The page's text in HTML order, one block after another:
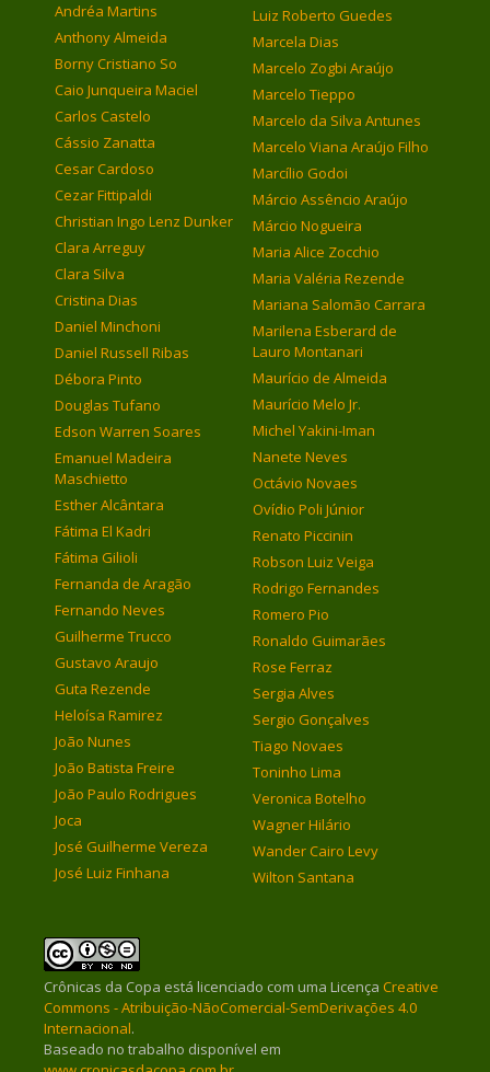
Andréa Martins
Anthony Almeida
Borny Cristiano So
Caio Junqueira Maciel
Carlos Castelo
Cássio Zanatta
Cesar Cardoso
Cezar Fittipaldi
Christian Ingo Lenz Dunker
Clara Arreguy
Clara Silva
Cristina Dias
Daniel Minchoni
Daniel Russell Ribas
Débora Pinto
Douglas Tufano
Edson Warren Soares
Emanuel Madeira
Maschietto
Esther Alcântara
Fátima El Kadri
Fátima Gilioli
Fernanda de Aragão
Fernando Neves
Guilherme Trucco
Gustavo Araujo
Guta Rezende
Heloísa Ramirez
João Nunes
João Batista Freire
João Paulo Rodrigues
Joca
José Guilherme Vereza
José Luiz Finhana
Luiz Roberto Guedes
Marcela Dias
Marcelo Zogbi Araújo
Marcelo Tieppo
Marcelo da Silva Antunes
Marcelo Viana Araújo Filho
Marcílio Godoi
Márcio Assêncio Araújo
Márcio Nogueira
Maria Alice Zocchio
Maria Valéria Rezende
Mariana Salomão Carrara
Marilena Esberard de
Lauro Montanari
Maurício de Almeida
Maurício Melo Jr.
Michel Yakini-Iman
Nanete Neves
Octávio Novaes
Ovídio Poli Júnior
Renato Piccinin
Robson Luiz Veiga
Rodrigo Fernandes
Romero Pio
Ronaldo Guimarães
Rose Ferraz
Sergia Alves
Sergio Gonçalves
Tiago Novaes
Toninho Lima
Veronica Botelho
Wagner Hilário
Wander Cairo Levy
Wilton Santana
Crônicas da Copa está licenciado com uma Licença Creative
Commons - Atribuição-NãoComercial-SemDerivações 4.0
Internacional.
Baseado no trabalho disponível em